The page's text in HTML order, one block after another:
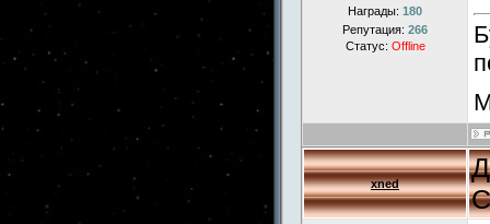
Награды: 180
Репутация: 266
Статус: Offline
xned